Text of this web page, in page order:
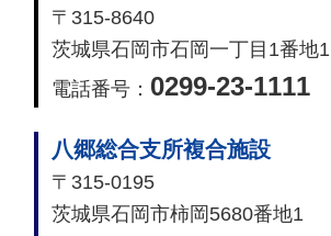
〒315-8640
茨城県石岡市石岡一丁目1番地1
電話番号： 0299-23-1111
八郷総合支所複合施設
〒315-0195
茨城県石岡市柿岡5680番地1